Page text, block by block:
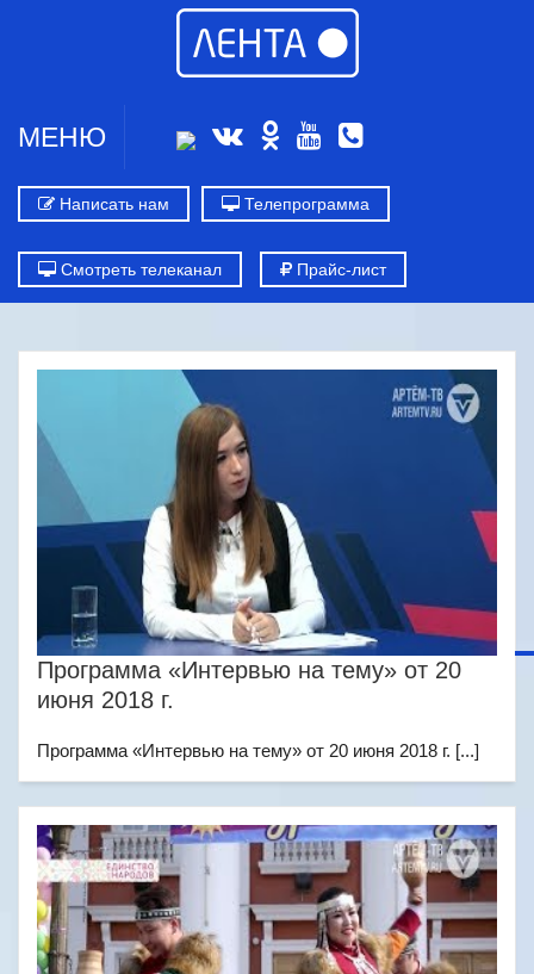
МЕНЮ
Написать нам Телепрограмма
Смотреть телеканал Прайс-лист
Программа «Интервью на тему» от 20
июня 2018 г.
Программа «Интервью на тему» от 20 июня 2018 г. [...]